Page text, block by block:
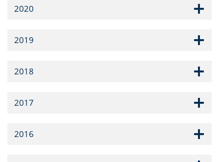
2020
2019
2018
2017
2016